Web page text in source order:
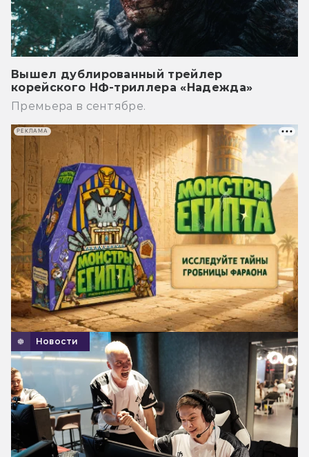
Вышел дублированный трейлер
корейского НФ-триллера «Надежда»
Премьера в сентябре.
Новости
РЕКЛАМА